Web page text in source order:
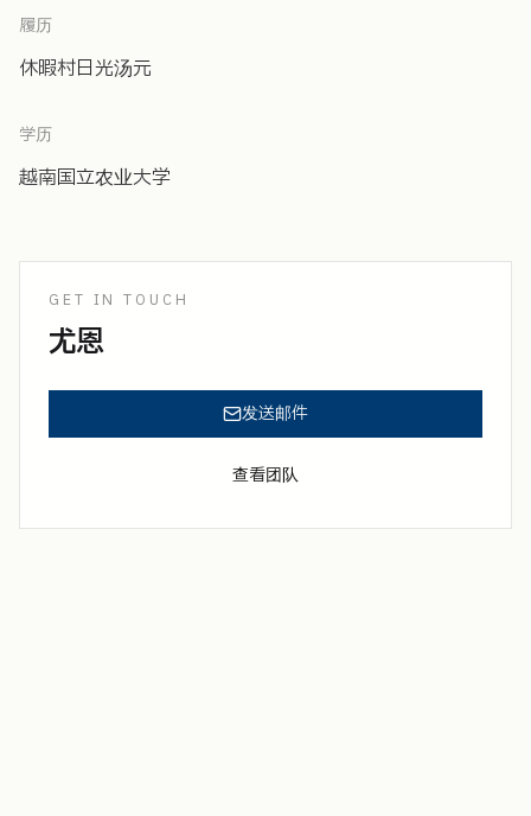
履历
休暇村日光汤元
学历
越南国立农业大学
GET IN TOUCH
尤恩
发送邮件
查看团队